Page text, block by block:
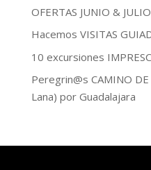
OFERTAS JUNIO &
Hacemos VISITAS
10 excursiones
Peregrin@s CAMINO
Lana) por Guadalajara